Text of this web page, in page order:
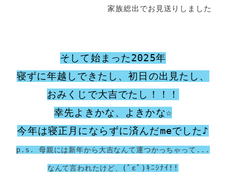
家族総出でお見送りしました
そして始まった2025年
寝ずに年越しできたし、初日の出見たし、
おみくじで大吉でたし！！！
幸先よきかな、よきかな☆
今年は寝正月にならずに済んだmeでした♪
p.s. 母親には新年から大吉なんて運つかっちゃって...
なんて言われたけど、 (ﾟεﾟ)ｷﾆｼﾅｲ!!